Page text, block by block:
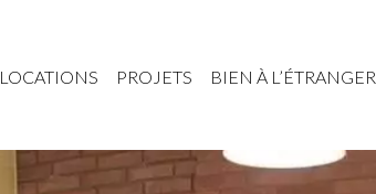
LOCATIONS PROJETS BIEN À L’ÉTRANGER